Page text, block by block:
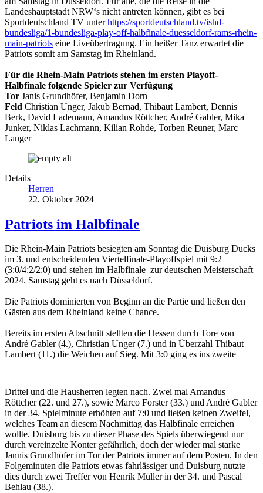
Landeshauptstadt NRW‘s nicht antreten können, gibt es bei
Sportdeutschland TV unterhttps://sportdeutschland.tv/ishd-
bundesliga/1-bundesliga-play-off-halbfinale-duesseldorf-rams-rhein-
main-patriots eine Liveübertragung. Ein heißer Tanz erwartet die
Patriots somit am Samstag im Rheinland.
Für die Rhein-Main Patriots stehen im ersten Playoff-
Halbfinale folgende Spieler zur Verfügung
Tor Janis Grundhöfer, Benjamin Dorn
Feld Christian Unger, Jakub Bernad, Thibaut Lambert, Dennis
Berk, David Lademann, Amandus Röttcher, André Gabler, Mika
Junker, Niklas Lachmann, Kilian Rohde, Torben Reuner, Marc
Langer
Details
Herren
22. Oktober 2024
Patriots im Halbfinale
Die Rhein-Main Patriots besiegten am Sonntag die Duisburg Ducks
im 3. und entscheidenden Viertelfinale-Playoffspiel mit 9:2
(3:0/4:2/2:0) und stehen im Halbfinale zur deutschen Meisterschaft
2024. Samstag geht es nach Düsseldorf.
Die Patriots dominierten von Beginn an die Partie und ließen den
Gästen aus dem Rheinland keine Chance.
Bereits im ersten Abschnitt stellten die Hessen durch Tore von
André Gabler (4.), Christian Unger (7.) und in Überzahl Thibaut
Lambert (11.) die Weichen auf Sieg. Mit 3:0 ging es ins zweite
Drittel und die Hausherren legten nach. Zwei mal Amandus
Röttcher (22. und 27.), sowie Marco Forster (33.) und André Gabler
in der 34. Spielminute erhöhten auf 7:0 und ließen keinen Zweifel,
welches Team an diesem Nachmittag das Halbfinale erreichen
wollte. Duisburg bis zu dieser Phase des Spiels überwiegend nur
durch vereinzelte Konter gefährlich, doch der wieder mal starke
Jannis Grundhöfer im Tor der Patriots immer auf dem Posten. In den
Folgeminuten die Patriots etwas fahrlässiger und Duisburg nutzte
dies durch zwei Treffer von Henrik Müller in der 34. und Pascal
Behlau (38.).